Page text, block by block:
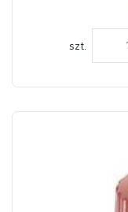
szt.